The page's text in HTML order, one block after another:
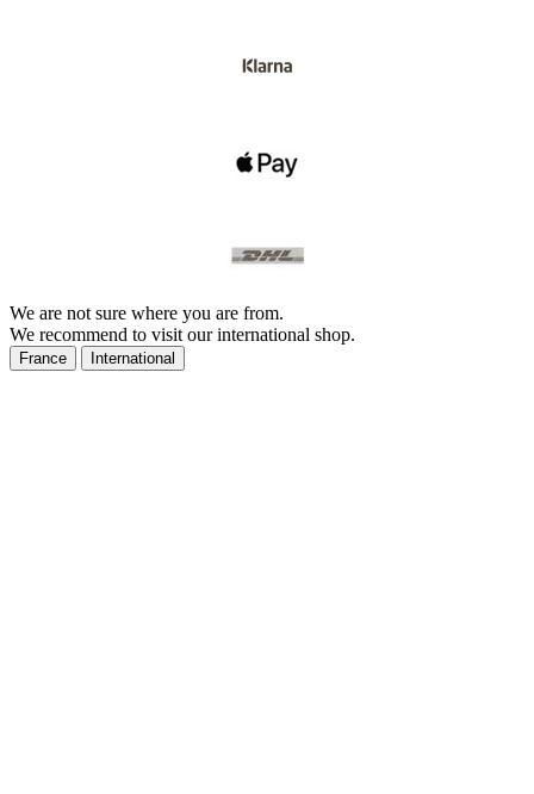
We are not sure where you are from.
We recommend to visit our international shop.
France International